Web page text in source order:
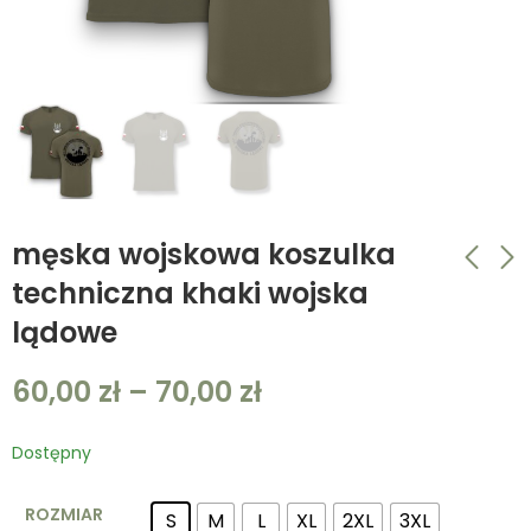
męska wojskowa koszulka
techniczna khaki wojska
lądowe
60,00 zł – 70,00 zł
Dostępny
ROZMIAR S M L XL 2XL 3XL